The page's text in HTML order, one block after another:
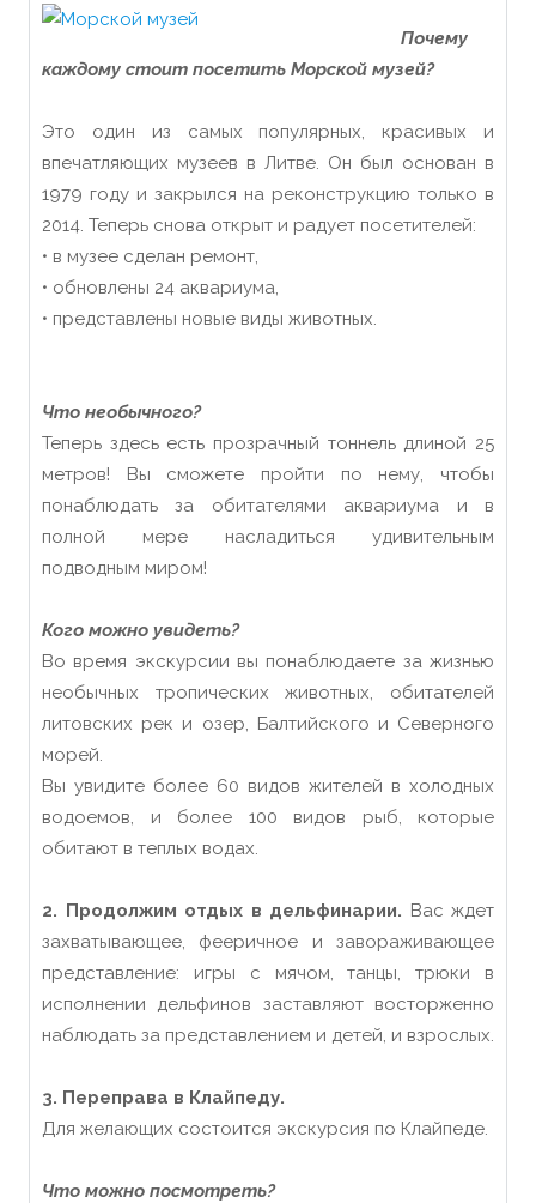
Почему
каждому стоит посетить Морской музей?
Это один из самых популярных, красивых и
впечатляющих музеев в Литве. Он был основан в
1979 году и закрылся на реконструкцию только в
2014. Теперь снова открыт и радует посетителей:
• в музее сделан ремонт,
• обновлены 24 аквариума,
• представлены новые виды животных.
Что необычного?
Теперь здесь есть прозрачный тоннель длиной 25
метров! Вы сможете пройти по нему, чтобы
понаблюдать за обитателями аквариума и в
полной мере насладиться удивительным
подводным миром!
Кого можно увидеть?
Во время экскурсии вы понаблюдаете за жизнью
необычных тропических животных, обитателей
литовских рек и озер, Балтийского и Северного
морей.
Вы увидите более 60 видов жителей в холодных
водоемов, и более 100 видов рыб, которые
обитают в теплых водах.
2. Продолжим отдых в дельфинарии. Вас ждет
захватывающее, фееричное и завораживающее
представление: игры с мячом, танцы, трюки в
исполнении дельфинов заставляют восторженно
наблюдать за представлением и детей, и взрослых.
3. Переправа в Клайпеду.
Для желающих состоится экскурсия по Клайпеде.
Что можно посмотреть?